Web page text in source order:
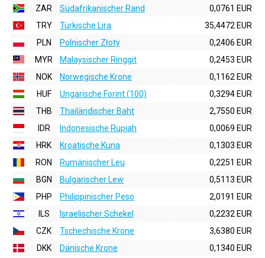
ZAR
Südafrikanischer Rand
0,0761 EUR
TRY
Türkische Lira
35,4472 EUR
PLN
Polnischer Złoty
0,2406 EUR
MYR
Malaysischer Ringgit
0,2453 EUR
NOK
Norwegische Krone
0,1162 EUR
HUF
Ungarische Forint (100)
0,3294 EUR
THB
Thailändischer Baht
2,7550 EUR
IDR
Indonesische Rupiah
0,0069 EUR
HRK
Kroatische Kuna
0,1303 EUR
RON
Rumänischer Leu
0,2251 EUR
BGN
Bulgarischer Lew
0,5113 EUR
PHP
Philippinischer Peso
2,0191 EUR
ILS
Israelischer Schekel
0,2232 EUR
CZK
Tschechische Krone
3,6380 EUR
DKK
Dänische Krone 0,1340 EUR